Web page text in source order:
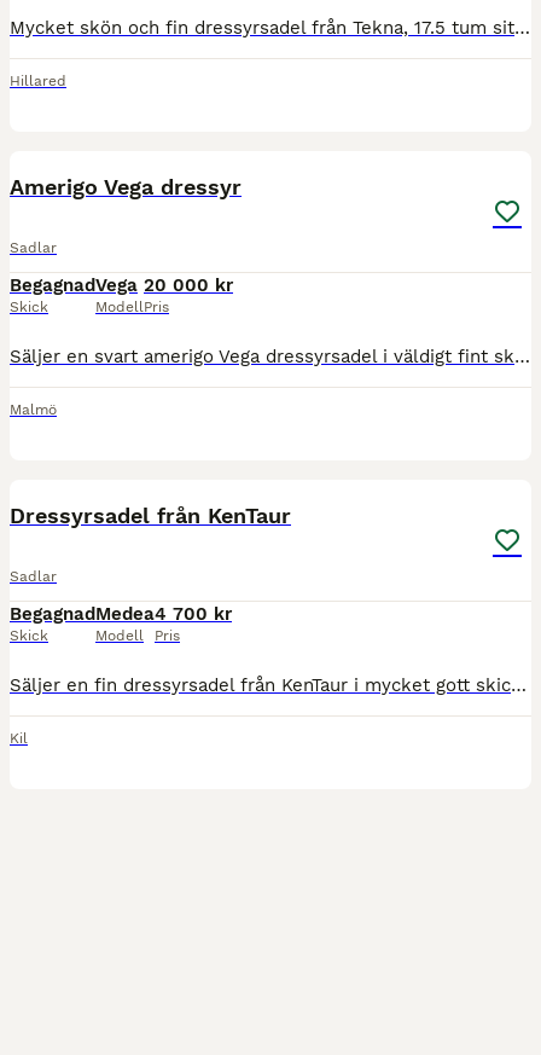
Mycket skön och fin dressyrsadel från Tekna, 17.5 tum sits. Medelvid bom strl 31. Finns några mindre skönhetsfel men inget som hindrar funktionen (se bilder). Pris är inklusive stigbyglar och stigläde
Hillared
Amerigo Vega dressyr
Sadlar
Begagnad
Skick
Vega
Modell
20 000 kr
Pris
Säljer en svart amerigo Vega dressyrsadel i väldigt fint skick. Storlek 17,5, bomvid M (alltså 0) går att värma om i bommen upp till 1,5 alt ner till -1,5. Kollad av Sadelmakare för ca 6 månader seda
Malmö
Dressyrsadel från KenTaur
Sadlar
Begagnad
Skick
Medea
Modell
4 700 kr
Pris
Säljer en fin dressyrsadel från KenTaur i mycket gott skick. Den är sparsamt använd och väl omhändertagen. Mycket bekväm att rida i, både för häst och ryttare. Perfekt för dig som vill sitta stabilt o
Kil